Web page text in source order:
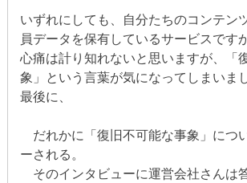
いずれにしても、自分たちのコンテン
員データを保有しているサービスです
心痛は計り知れないと思いますが、「
象」という言葉が気になってしまいま
最後に、
だれかに「復旧不可能な事象」につ
ーされる。
そのインタビューに運営会社さんは